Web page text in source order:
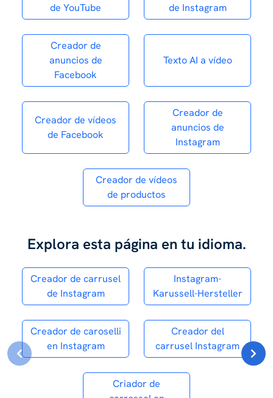
de YouTube
de Instagram
Creador de
anuncios de
Facebook
Texto AI a vídeo
Creador de vídeos
de Facebook
Creador de
anuncios de
Instagram
Creador de vídeos
de productos
Explora esta página en tu idioma.
Creador de carrusel
de Instagram
Instagram-
Karussell-Hersteller
Creador de caroselli
en Instagram
Creador del
carrusel Instagram
Criador de